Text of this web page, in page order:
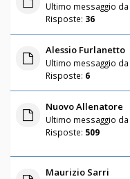
Ultimo messaggio da
Risposte: 36
Alessio Furlanetto
Ultimo messaggio da
Risposte: 6
Nuovo Allenatore
Ultimo messaggio da
Risposte: 509
Maurizio Sarri